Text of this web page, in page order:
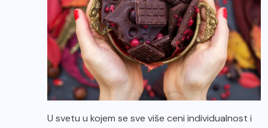
U svetu u kojem se sve više ceni individualnost i